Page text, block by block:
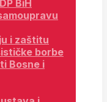
BiH
i zaštitu
borbe
Bosne i